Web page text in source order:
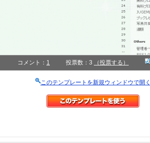
コメント： 1 投票数：3 （投票する）
このテンプレートを新規ウィンドウで開